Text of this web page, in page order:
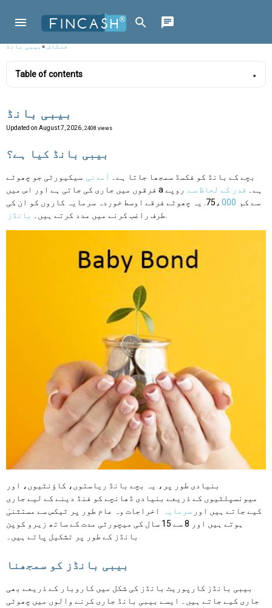
فنکاش»بیبی بانڈ
Table of contents
بیبی بانڈ
Updated on August 7, 2026 , 2408 views
بیبی بانڈ کیا ہے؟
بچے کے بانڈ کو فکسڈ سمجھا جاتا ہے۔ آمدنی سیکیورٹی جو چھوٹے
فرقوں میں جاری کی جاتی ہے اور اس میں a ہے۔
قدر کے لحاظ سے روپے
سے کم 75، 000
. یہ چھوٹے فرقے اوسط خوردہ سرمایہ کاروں کو ان کی
طرف راغب کرنے میں مدد کرتے ہیں۔
بانڈز
بنیادی طور پر، یہ بچے بانڈ ریاستوں، کاؤنٹیوں، اور
میونسپلٹیوں کے ذریعے بنیادی ڈھانچے کو فنڈ دینے کے لیے جاری
کیے جاتے ہیں اور سرمایہ
اخراجات وہ عام طور پر ٹیکس سے مستثنیٰ
ہوتے ہیں اور 8 سے 15 سال کی میچورٹی مدت کے ساتھ زیرو کوپن
بانڈز کے طور پر تشکیل پاتے ہیں۔
بیبی بانڈز کو سمجھنا
بیبی بانڈز کارپوریٹ بانڈز کی شکل میں کاروبار کے ذریعے بھی
جاری کیے جاتے ہیں۔ ایسے بیبی بانڈ جاری کرنے والوں میں چھوٹی